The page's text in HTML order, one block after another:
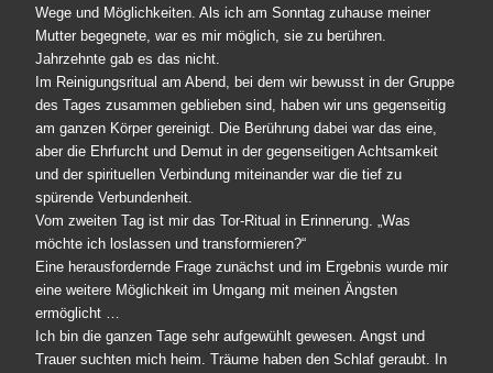
Wege und Möglichkeiten. Als ich am Sonntag zuhause meiner
Mutter begegnete, war es mir möglich, sie zu berühren.
Jahrzehnte gab es das nicht.
Im Reinigungsritual am Abend, bei dem wir bewusst in der Gruppe
des Tages zusammen geblieben sind, haben wir uns gegenseitig
am ganzen Körper gereinigt. Die Berührung dabei war das eine,
aber die Ehrfurcht und Demut in der gegenseitigen Achtsamkeit
und der spirituellen Verbindung miteinander war die tief zu
spürende Verbundenheit.
Vom zweiten Tag ist mir das Tor-Ritual in Erinnerung. „Was
möchte ich loslassen und transformieren?“
Eine herausfordernde Frage zunächst und im Ergebnis wurde mir
eine weitere Möglichkeit im Umgang mit meinen Ängsten
ermöglicht …
Ich bin die ganzen Tage sehr aufgewühlt gewesen. Angst und
Trauer suchten mich heim. Träume haben den Schlaf geraubt. In